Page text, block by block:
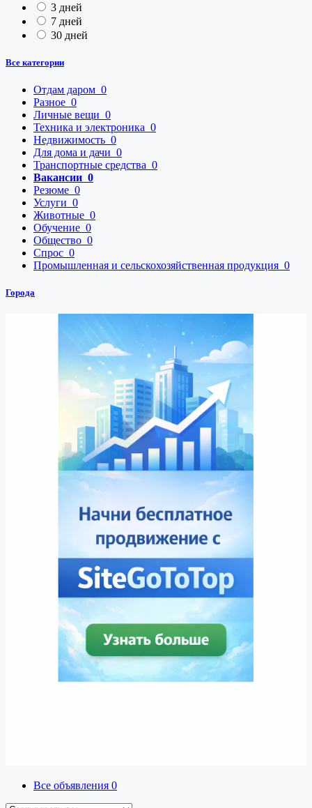
3 дней
7 дней
30 дней
Все категории
Отдам даром 0
Разное 0
Личные вещи 0
Техника и электроника 0
Недвижимость 0
Для дома и дачи 0
Транспортные средства 0
Вакансии 0
Резюме 0
Услуги 0
Животные 0
Обучение 0
Общество 0
Спрос 0
Промышленная и сельскохозяйственная продукция 0
Города
Все объявления 0